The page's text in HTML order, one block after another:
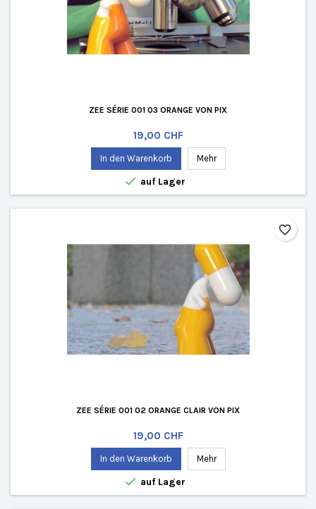
ZEE SÉRIE 001 03 ORANGE VON PIX
Preis
19,00 CHF
In den Warenkorb Mehr
 auf Lager
ZEE SÉRIE 001 02 ORANGE CLAIR VON PIX
Preis
19,00 CHF
In den Warenkorb Mehr
 auf Lager
favorite_border